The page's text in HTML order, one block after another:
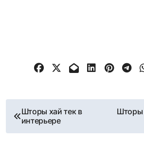
Навигация
по
Шторы хай тек в
интерьере
Шторы